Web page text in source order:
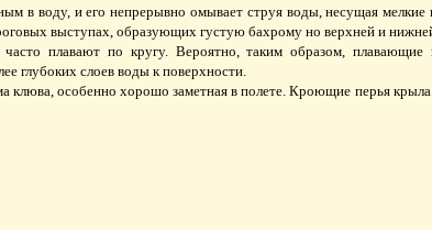
в воду, и его непрерывно омывает струя воды, несущая
выступах, образующих густую бахрому но верхней и
плавают по кругу. Вероятно, таким образом,
глубоких слоев воды к поверхности.
особенно хорошо заметная в полете. Кроющие перья крыла